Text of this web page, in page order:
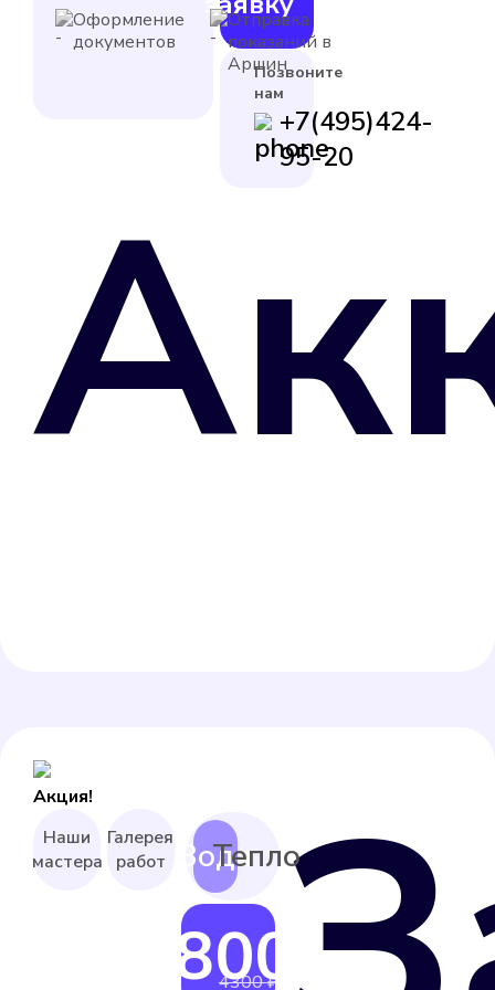
Оформление
документов
Отправка
показаний в
Аршин
Позвоните
нам
+7(495)424-
95-20
Акция!
3800 ₽
4300 ₽
Наши
мастера
Галерея
работ